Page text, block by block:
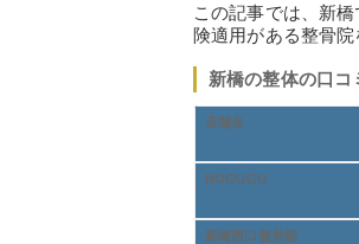
この記事では、新
険適用がある整骨
新橋の整体の口
店舗名
HOGUGU
新橋西口整骨院